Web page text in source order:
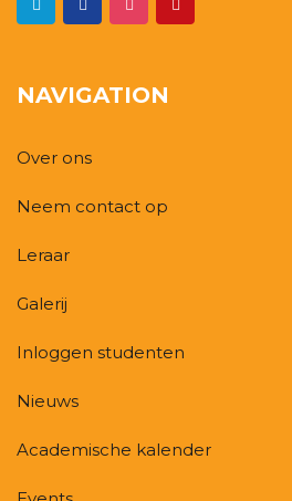
NAVIGATION
Over ons
Neem contact op
Leraar
Galerij
Inloggen studenten
Nieuws
Academische kalender